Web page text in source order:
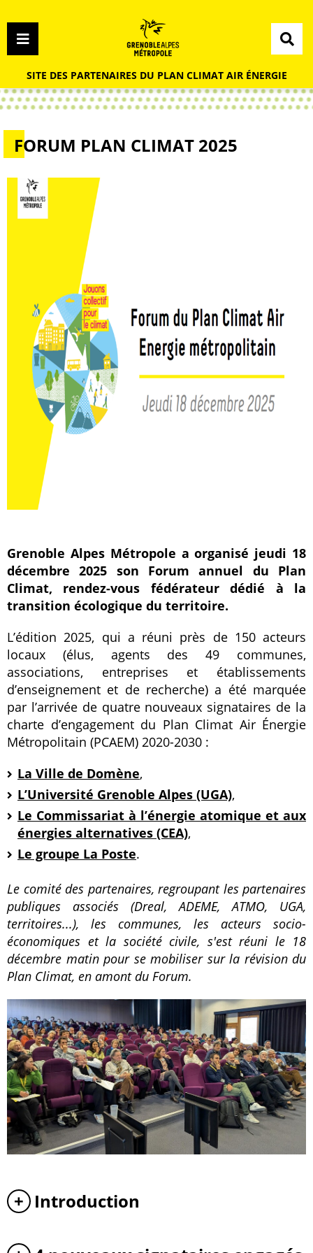
Menu
SITE DES PARTENAIRES DU PLAN CLIMAT AIR ÉNERGIE
FORUM PLAN CLIMAT 2025
Grenoble Alpes Métropole a organisé jeudi 18
décembre 2025 son Forum annuel du Plan
Climat, rendez-vous fédérateur dédié à la
transition écologique du territoire.
L’édition 2025, qui a réuni près de 150 acteurs
locaux (élus, agents des 49 communes,
associations, entreprises et établissements
d’enseignement et de recherche) a été marquée
par l’arrivée de quatre nouveaux signataires de la
charte d’engagement du Plan Climat Air Énergie
Métropolitain (PCAEM) 2020-2030 :
La Ville de Domène,
L’Université Grenoble Alpes (UGA),
Le Commissariat à l’énergie atomique et aux
énergies alternatives (CEA),
Le groupe La Poste.
Le comité des partenaires, regroupant les partenaires
publiques associés (Dreal, ADEME, ATMO, UGA,
territoires...), les communes, les acteurs socio-
économiques et la société civile, s'est réuni le 18
décembre matin pour se mobiliser sur la révision du
Plan Climat, en amont du Forum.
Introduction